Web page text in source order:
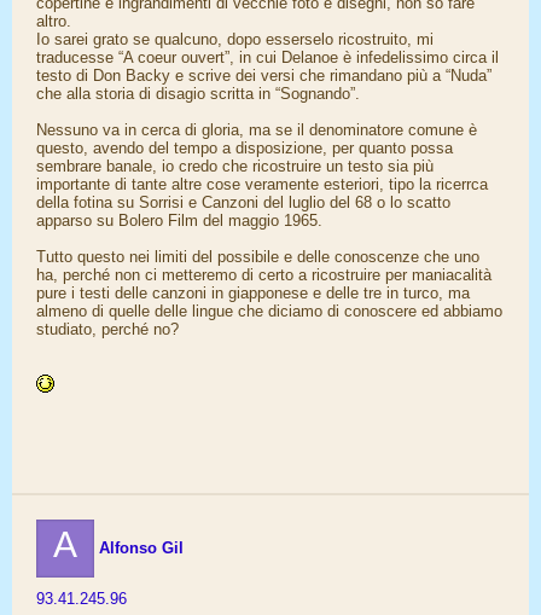
altro.
Io sarei grato se qualcuno, dopo esserselo ricostruito, mi
traducesse “A coeur ouvert”, in cui Delanoe è infedelissimo circa il
testo di Don Backy e scrive dei versi che rimandano più a “Nuda”
che alla storia di disagio scritta in “Sognando”.
Nessuno va in cerca di gloria, ma se il denominatore comune è
questo, avendo del tempo a disposizione, per quanto possa
sembrare banale, io credo che ricostruire un testo sia più
importante di tante altre cose veramente esteriori, tipo la ricerrca
della fotina su Sorrisi e Canzoni del luglio del 68 o lo scatto
apparso su Bolero Film del maggio 1965.
Tutto questo nei limiti del possibile e delle conoscenze che uno
ha, perché non ci metteremo di certo a ricostruire per maniacalità
pure i testi delle canzoni in giapponese e delle tre in turco, ma
almeno di quelle delle lingue che diciamo di conoscere ed abbiamo
studiato, perché no?
A Alfonso Gil
93.41.245.96